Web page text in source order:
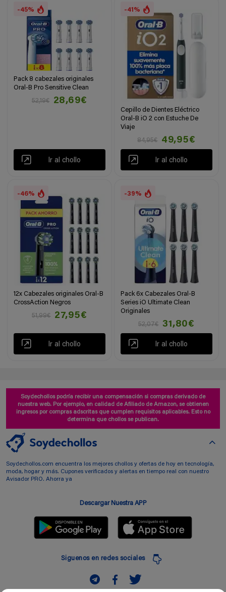
-45%
Pack 8 cabezales originales
Oral-B Pro Sensitive Clean
52,19€
28,69€
Ir al chollo
-41%
Cepillo de Dientes Eléctrico
Oral-B iO 2 con Estuche De
Viaje
84,95€
49,95€
Ir al chollo
-46%
12x Cabezales originales Oral-B
CrossAction Negros
51,99€
27,95€
Ir al chollo
-39%
Pack 6x Cabezales Oral-B
Series iO Ultimate Clean
Originales
52,07€
31,80€
Ir al chollo
Soydechollos podría recibir una compensación si compras derivado de
nuestra web. Por ejemplo, en calidad de Afiliado de Amazon, se obtienen
ingresos por compras adscritas que cumplen requisitos aplicables. Esto no
determina que chollos se publican.
Soydechollos.com encuentra los mejores chollos y ofertas de hoy en tecnología,
moda, hogar y más. Cupones verificados y alertas en tiempo real con nuestro
Avisador PRO. Ahorra ya
Descargar Nuestra APP
Siguenos en redes sociales